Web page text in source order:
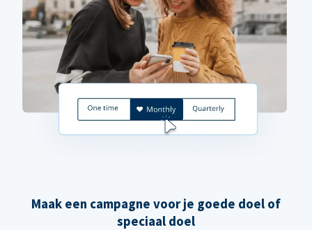
Maak een campagne voor je goede doel of
speciaal doel